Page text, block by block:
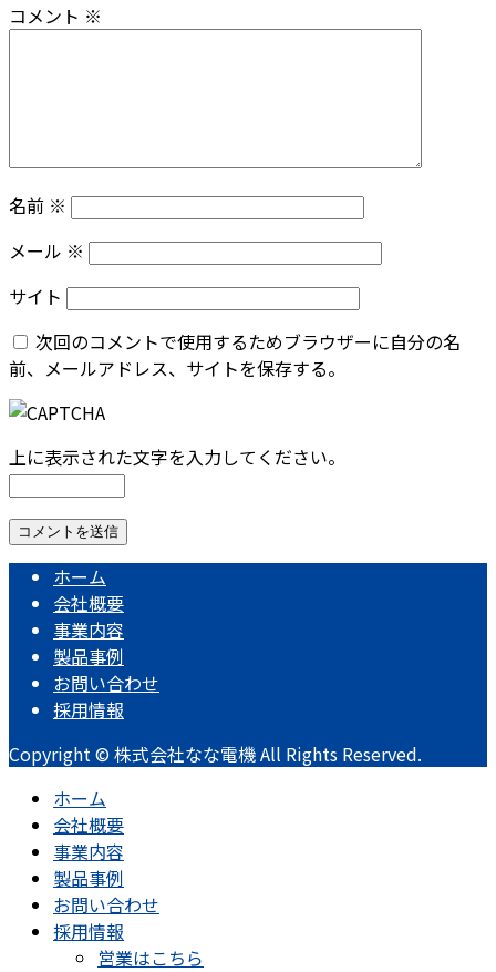
コメント ※
名前 ※
メール ※
サイト
次回のコメントで使用するためブラウザーに自分の名
前、メールアドレス、サイトを保存する。
上に表示された文字を入力してください。
ホーム
会社概要
事業内容
製品事例
お問い合わせ
採用情報
Copyright © 株式会社なな電機 All Rights Reserved.
ホーム
会社概要
事業内容
製品事例
お問い合わせ
採用情報
営業はこちら